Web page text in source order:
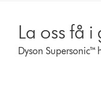
La oss få
Dyson Supersonic™